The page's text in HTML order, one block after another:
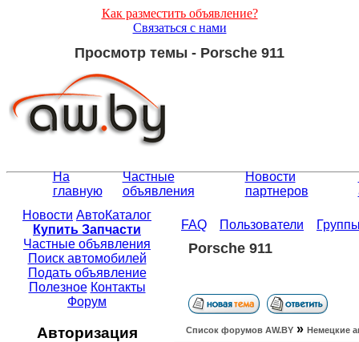
Как разместить объявление?
Связаться с нами
Просмотр темы - Porsche 911
На
главную
Частные
объявления
Новости
партнеров
Новости АвтоКаталог
Купить Запчасти
Частные объявления
Поиск автомобилей
Подать объявление
Полезное Контакты
Форум
Авторизация
FAQ Пользователи
Porsche 911
Список форумов АW.BY » Немецкие